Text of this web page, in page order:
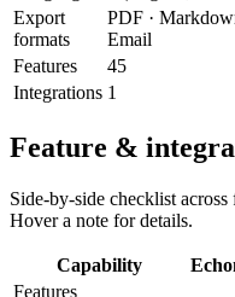
Export
formats
PDF ·
Email
Features
45
Integrations 1
Feature &
Side-by-side checklist
Hover a note for details.
Capability
Features